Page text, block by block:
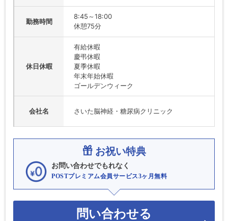
勤務時間
8:45～18:00
休憩75分
休日休暇
有給休暇
慶弔休暇
夏季休暇
年末年始休暇
ゴールデンウィーク
会社名 さいた脳神経・糖尿病クリニック
お祝い特典
お問い合わせでもれなく
POSTプレミアム会員サービス3ヶ月無料
問い合わせる